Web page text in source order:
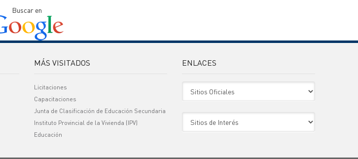
Buscar en
MÁS VISITADOS
Licitaciones
Capacitaciones
Junta de Clasificación de Educación Secundaria
Instituto Provincial de la Vivienda (IPV)
Educación
ENLACES